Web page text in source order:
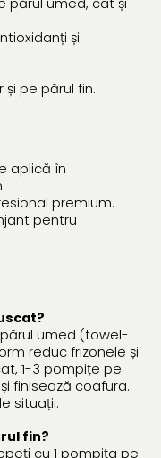
părul umed, cât și
și
și pe părul fin.
aplică în
premium.
pentru
umed (towel-
reduc frizonele și
1-3 pompițe pe
finisează coafura.
situații.
fin?
cu 1 pompița pe